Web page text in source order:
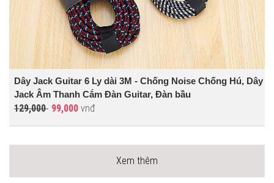
Dây Jack Guitar 6 Ly dài 3M - Chống Noise Chống Hú, Dây
Jack Âm Thanh Cắm Đàn Guitar, Đàn bầu
129,000 99,000 vnđ
Xem thêm